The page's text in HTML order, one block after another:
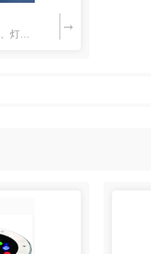
四川高杆灯配置介绍：1、灯杆为八棱、十二棱、十八棱锥形杆体，由高强度钢板经剪制、折弯、自动焊接成形，一般高度有25、30、35、40等规格，设计抗风能力可达60米/秒，每种规格由3至4节插接组成。配法...